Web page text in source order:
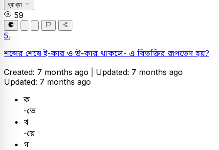
ব্যাখ্যা
59
5.
শব্দের শেষে ই-কার ও উ-কার থাকলে- এ বিভক্তির রূপভেদ হয়?
Created: 7 months ago | Updated: 7 months ago
Updated: 7 months ago
ক
-তে
খ
-য়ে
গ